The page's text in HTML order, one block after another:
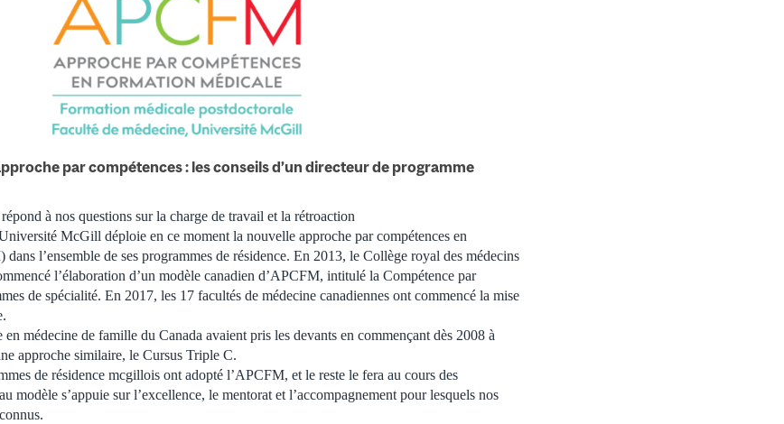
par compétences : les conseils d’un directeur de programme
à nos questions sur la charge de travail et la rétroaction
McGill déploie en ce moment la nouvelle approche par compétences en
l’ensemble de ses programmes de résidence. En 2013, le Collège royal des médecins
l’élaboration d’un modèle canadien d’APCFM, intitulé la Compétence par
de spécialité. En 2017, les 17 facultés de médecine canadiennes ont commencé la mise
en médecine de famille du Canada avaient pris les devants en commençant dès 2008 à
approche similaire, le Cursus Triple C.
de résidence mcgillois ont adopté l’APCFM, et le reste le fera au cours des
modèle s’appuie sur l’excellence, le mentorat et l’accompagnement pour lesquels nos